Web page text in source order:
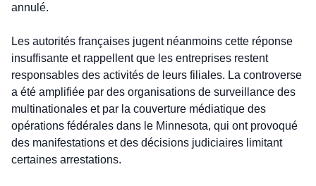
annulé.
Les autorités françaises jugent néanmoins cette réponse
insuffisante et rappellent que les entreprises restent
responsables des activités de leurs filiales. La controverse
a été amplifiée par des organisations de surveillance des
multinationales et par la couverture médiatique des
opérations fédérales dans le Minnesota, qui ont provoqué
des manifestations et des décisions judiciaires limitant
certaines arrestations.